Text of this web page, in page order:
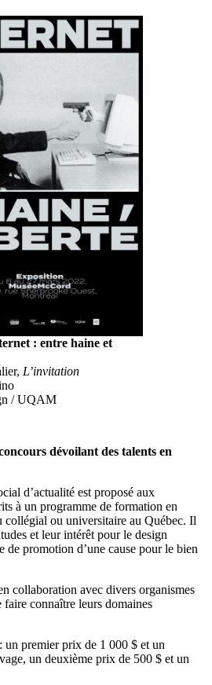
: entre haine et
L’invitation
/ UQAM
dévoilant des talents en
d’actualité est proposé aux
à un programme de formation en
collégial ou universitaire au Québec. Il
et leur intérêt pour le design
de promotion d’une cause pour le bien
collaboration avec divers organismes
connaître leurs domaines
un premier prix de 1 000 $ et un
un deuxième prix de 500 $ et un